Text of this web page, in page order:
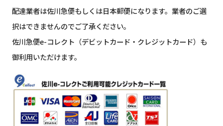
配達業者は佐川急便もしくは日本郵便になります。業者のご選
択はできませんのでご了承ください。
佐川急便e-コレクト（デビットカード・クレジットカード）も
御利用いただけます。